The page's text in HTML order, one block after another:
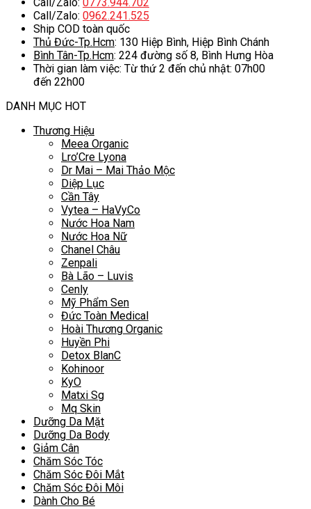
480.000 ₫.
Call/Zalo: 0962.241.525
Ship COD toàn quốc
Thủ Đức-Tp.Hcm: 130 Hiệp Bình, Hiệp Bình Chánh
Bình Tân-Tp.Hcm: 224 đường số 8, Bình Hưng Hòa
Thời gian làm việc: Từ thứ 2 đến chủ nhật: 07h00
đến 22h00
DANH MỤC HOT
Thương Hiệu
Meea Organic
Lro’Cre Lyona
Dr Mai – Mai Thảo Mộc
Diệp Lục
Cần Tây
Vytea – HaVyCo
Nước Hoa Nam
Nước Hoa Nữ
Chanel Châu
Zenpali
Bà Lão – Luvis
Cenly
Mỹ Phẩm Sen
Đức Toàn Medical
Hoài Thương Organic
Huyền Phi
Detox BlanC
Kohinoor
KyO
Matxi Sg
Mq Skin
Dưỡng Da Mặt
Dưỡng Da Body
Giảm Cân
Chăm Sóc Tóc
Chăm Sóc Đôi Mắt
Chăm Sóc Đôi Môi
Dành Cho Bé